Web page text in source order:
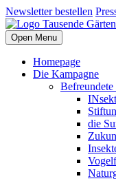
Newsletter bestellen
Open Menu
Homepage
Die Kampagne
die